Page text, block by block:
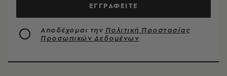
ΕΓΓΡΑΦΕΙΤΕ
Αποδέχομαι την Πολιτική Προστασίας
Προσωπικών Δεδομένων